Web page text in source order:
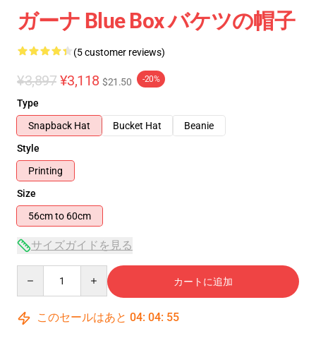
ガーナ Blue Box バケツの帽子
(5 customer reviews)
¥3,897 ¥3,118 $21.50 -20%
Type
Snapback Hat
Bucket Hat
Beanie
Style
Printing
Size
56cm to 60cm
サイズガイドを見る
カートに追加
このセールはあと 04: 04: 54